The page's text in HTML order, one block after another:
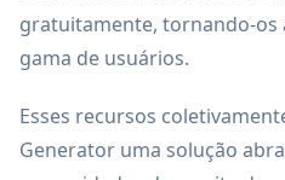
gratuitamente, tornando-os
gama de usuários.
Esses recursos
Generator uma solução